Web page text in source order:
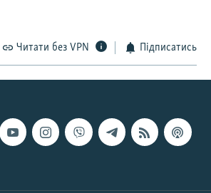
Читати без VPN Підписатись